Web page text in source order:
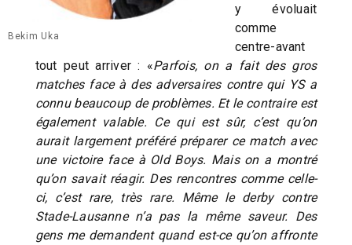
Bekim Uka
y évoluait
comme
centre-avant
tout peut arriver : «Parfois, on a fait des gros
matches face à des adversaires contre qui YS a
connu beaucoup de problèmes. Et le contraire est
également valable. Ce qui est sûr, c’est qu’on
aurait largement préféré préparer ce match avec
une victoire face à Old Boys. Mais on a montré
qu’on savait réagir. Des rencontres comme celle-
ci, c’est rare, très rare. Même le derby contre
Stade-Lausanne n’a pas la même saveur. Des
gens me demandent quand est-ce qu’on affronte